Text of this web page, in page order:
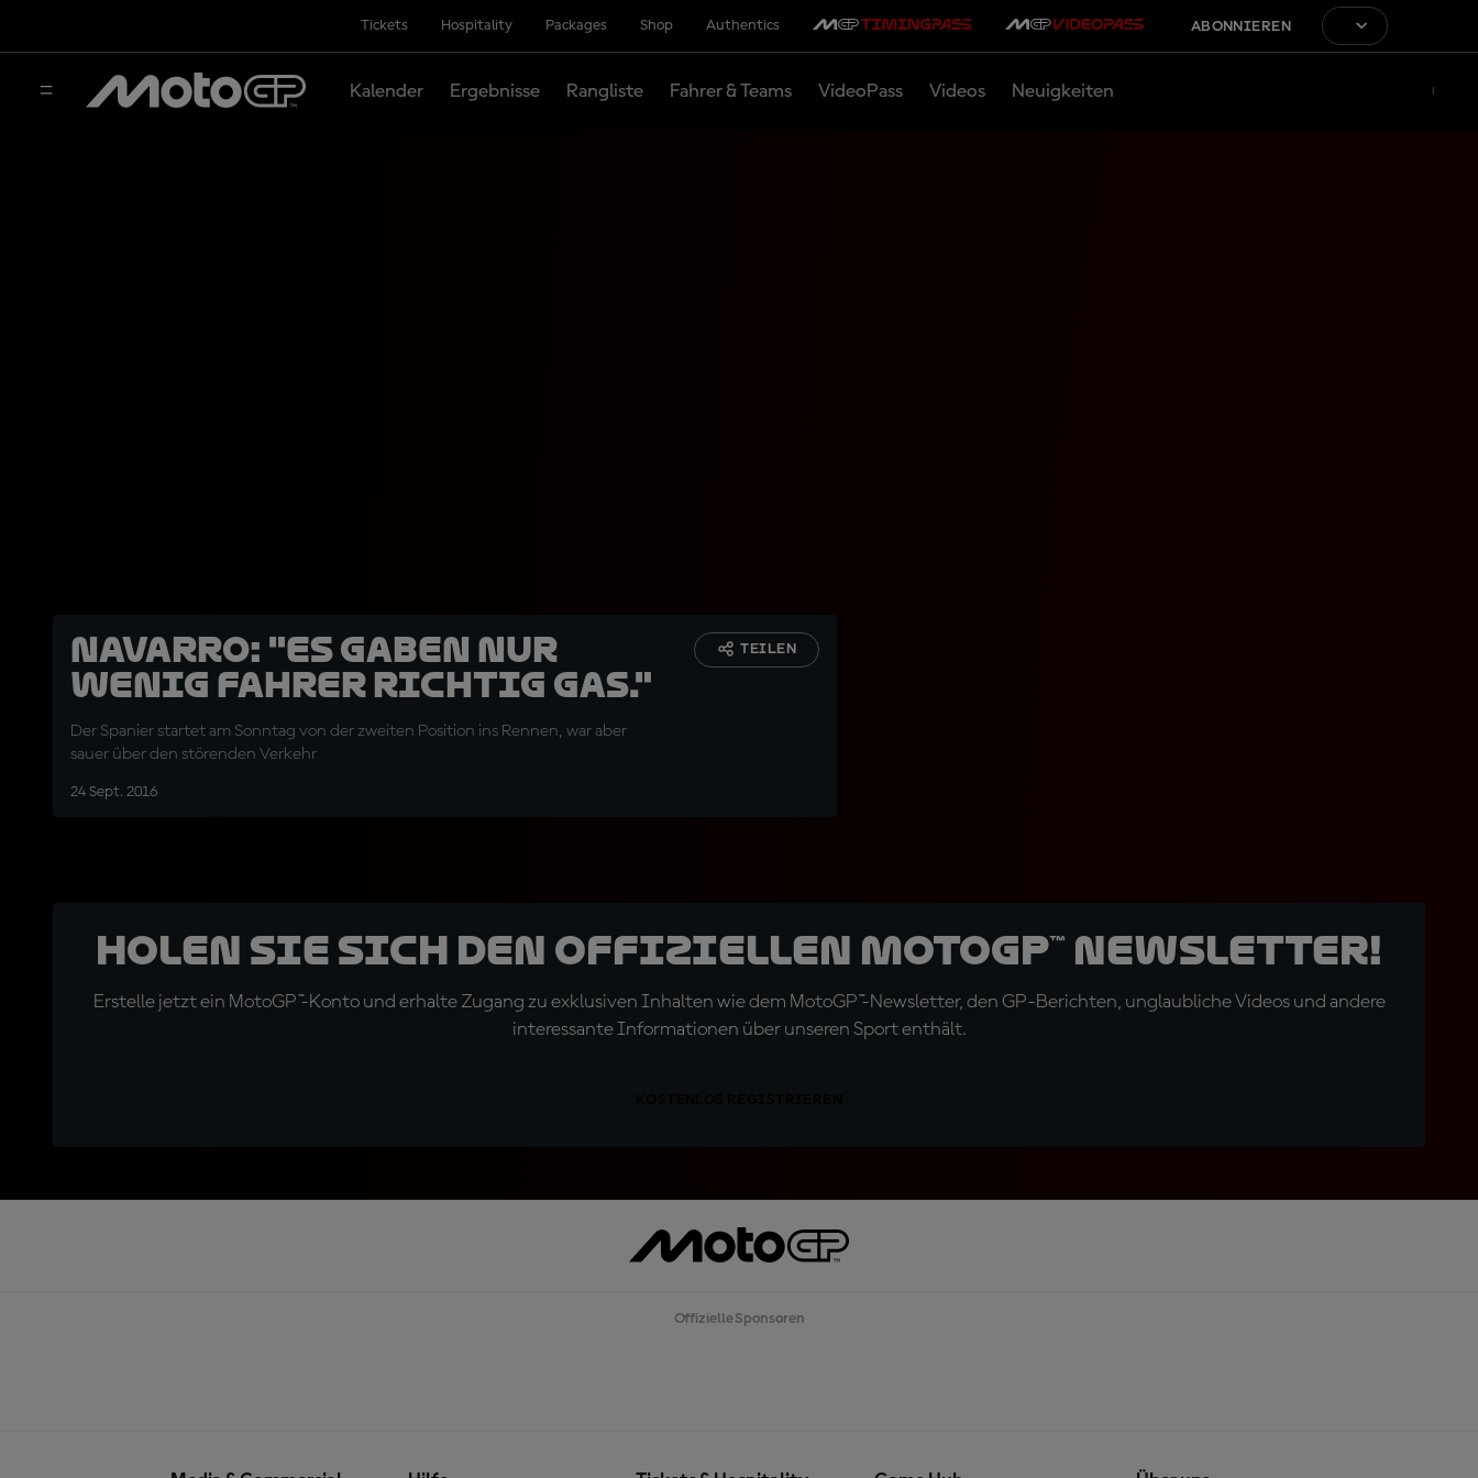
Tickets Hospitality Packages Shop Authentics ABONNIEREN
Kalender Ergebnisse Rangliste Fahrer & Teams VideoPass Videos Neuigkeiten
Navarro: "Es gaben nur
wenig Fahrer richtig Gas."
Der Spanier startet am Sonntag von der zweiten Position ins Rennen, war aber
sauer über den störenden Verkehr
24 Sept. 2016
TEILEN
Holen Sie sich den offiziellen MotoGP™ Newsletter!
Erstelle jetzt ein MotoGP™-Konto und erhalte Zugang zu exklusiven Inhalten wie dem MotoGP™-Newsletter, den GP-Berichten, unglaubliche Videos und andere
interessante Informationen über unseren Sport enthält.
Offizielle Sponsoren